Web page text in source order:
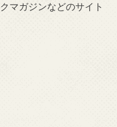
マガジンなどのサイト